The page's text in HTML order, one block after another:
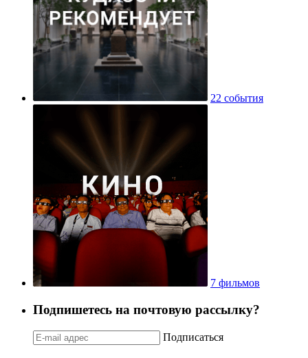
22 события
7 фильмов
Подпишетесь на почтовую рассылку?
Подписаться